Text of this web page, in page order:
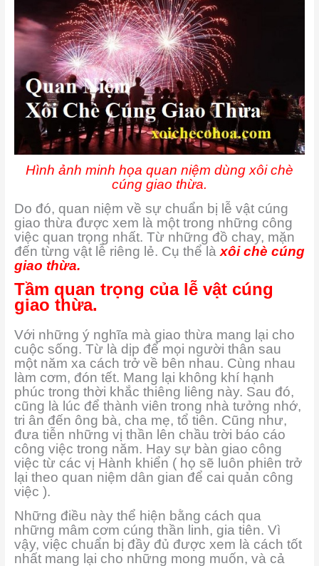
Hình ảnh minh họa quan niệm dùng xôi chè
cúng giao thừa.
Do đó, quan niệm về sự chuẩn bị lễ vật cúng
giao thừa được xem là một trong những công
việc quan trọng nhất. Từ những đồ chay, mặn
đến từng vật lễ riêng lẻ. Cụ thể là xôi chè cúng
giao thừa.
Tầm quan trọng của lễ vật cúng
giao thừa.
Với những ý nghĩa mà giao thừa mang lại cho
cuộc sống. Từ là dịp để mọi người thân sau
một năm xa cách trở về bên nhau. Cùng nhau
làm cơm, đón tết. Mang lại không khí hạnh
phúc trong thời khắc thiêng liêng này. Sau đó,
cũng là lúc để thành viên trong nhà tưởng nhớ,
tri ân đến ông bà, cha mẹ, tổ tiên. Cũng như,
đưa tiễn những vị thần lên chầu trời báo cáo
công việc trong năm. Hay sự bàn giao công
việc từ các vị Hành khiển ( họ sẽ luôn phiên trở
lại theo quan niệm dân gian để cai quản công
việc ).
Những điều này thể hiện bằng cách qua
những mâm cơm cúng thần linh, gia tiên. Vì
vậy, việc chuẩn bị đầy đủ được xem là cách tốt
nhất mang lại cho những mong muốn, và cả